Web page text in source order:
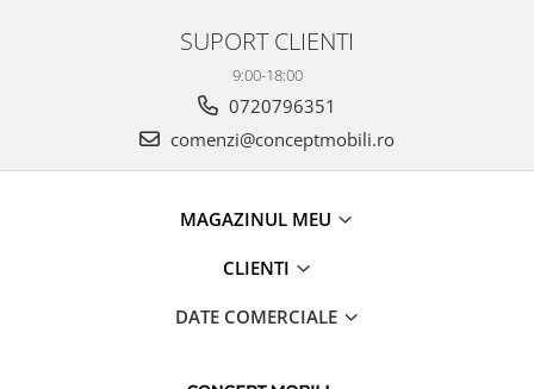
SUPORT CLIENTI
9:00-18:00
0720796351
comenzi@conceptmobili.ro
MAGAZINUL MEU
CLIENTI
DATE COMERCIALE